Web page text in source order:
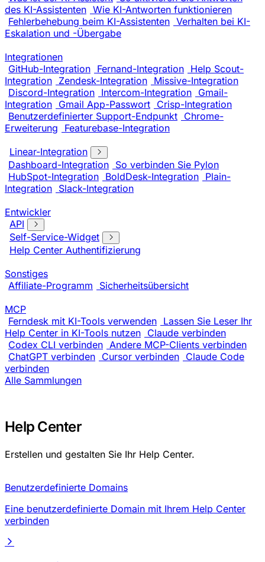
des KI-Assistenten Wie KI-Antworten funktionieren
Fehlerbehebung beim KI-Assistenten Verhalten bei KI-
Eskalation und -Übergabe
Integrationen
GitHub-Integration Fernand-Integration Help Scout-
Integration Zendesk-Integration Missive-Integration
Discord-Integration Intercom-Integration Gmail-
Integration Gmail App-Passwort Crisp-Integration
Benutzerdefinierter Support-Endpunkt Chrome-
Erweiterung
Featurebase-Integration
Linear-Integration
Dashboard-Integration So verbinden Sie Pylon
HubSpot-Integration BoldDesk-Integration Plain-
Integration Slack-Integration
Entwickler
API
Self-Service-Widget
Help Center Authentifizierung
Sonstiges
Affiliate-Programm
Sicherheitsübersicht
MCP
Ferndesk mit KI-Tools verwenden Lassen Sie Leser Ihr
Help Center in KI-Tools nutzen Claude verbinden
Codex CLI verbinden Andere MCP-Clients verbinden
ChatGPT verbinden Cursor verbinden Claude Code
verbinden
Alle Sammlungen
Help Center
Erstellen und gestalten Sie Ihr Help Center.
Benutzerdefinierte Domains
Eine benutzerdefinierte Domain mit Ihrem Help Center
verbinden